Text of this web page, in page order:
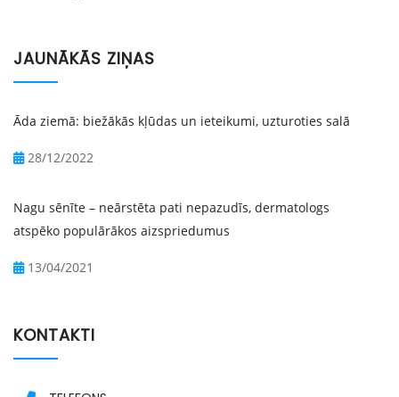
JAUNĀKĀS ZIŅAS
Āda ziemā: biežākās kļūdas un ieteikumi, uzturoties salā
28/12/2022
Nagu sēnīte – neārstēta pati nepazudīs, dermatologs
atspēko populārākos aizspriedumus
13/04/2021
KONTAKTI